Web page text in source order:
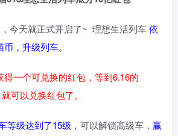
今天就正式开启了~ 理想生活列车依
币，升级列车。
一个可兑换的红包，等到6.16的
可以兑换红包了。
等级达到了15级 ，可以解锁高级车， 赢